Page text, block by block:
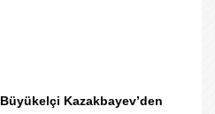
Büyükelçi Kazakbayev’den